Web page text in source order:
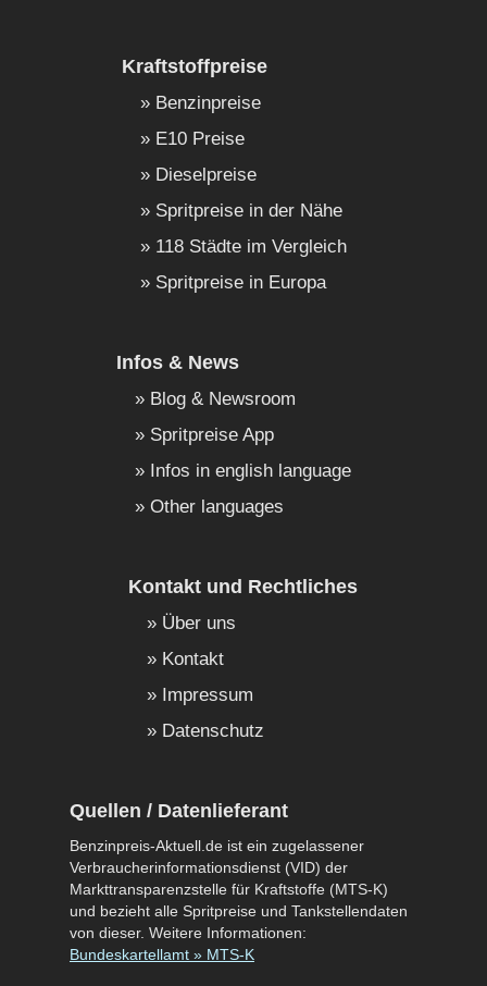
Kraftstoffpreise
Benzinpreise
E10 Preise
Dieselpreise
Spritpreise in der Nähe
118 Städte im Vergleich
Spritpreise in Europa
Infos & News
Blog & Newsroom
Spritpreise App
Infos in english language
Other languages
Kontakt und Rechtliches
Über uns
Kontakt
Impressum
Datenschutz
Quellen / Datenlieferant
Benzinpreis-Aktuell.de ist ein zugelassener
Verbraucherinformationsdienst (VID) der
Markttransparenzstelle für Kraftstoffe (MTS-K)
und bezieht alle Spritpreise und Tankstellendaten
von dieser. Weitere Informationen:
Bundeskartellamt » MTS-K